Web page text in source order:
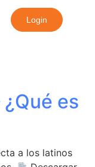
Login
es
a los latinos